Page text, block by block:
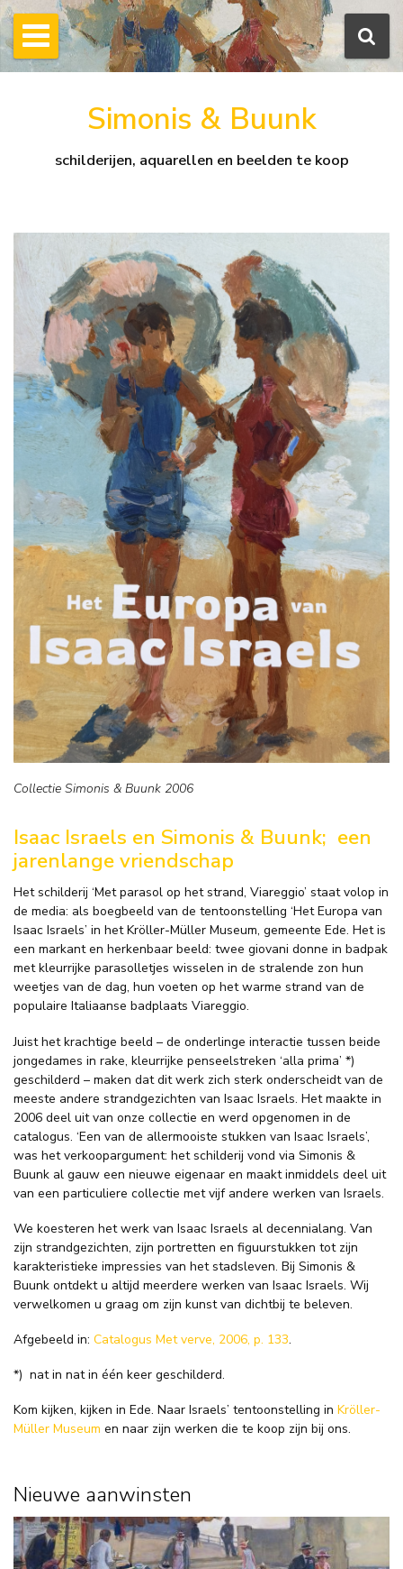
Simonis & Buunk
schilderijen, aquarellen en beelden te koop
Collectie Simonis & Buunk 2006
Isaac Israels en Simonis & Buunk; een
jarenlange vriendschap
Het schilderij ‘Met parasol op het strand, Viareggio’ staat volop in
de media: als boegbeeld van de tentoonstelling ‘Het Europa van
Isaac Israels’ in het Kröller-Müller Museum, gemeente Ede. Het is
een markant en herkenbaar beeld: twee giovani donne in badpak
met kleurrijke parasolletjes wisselen in de stralende zon hun
weetjes van de dag, hun voeten op het warme strand van de
populaire Italiaanse badplaats Viareggio.
Juist het krachtige beeld – de onderlinge interactie tussen beide
jongedames in rake, kleurrijke penseelstreken ‘alla prima’ *)
geschilderd – maken dat dit werk zich sterk onderscheidt van de
meeste andere strandgezichten van Isaac Israels. Het maakte in
2006 deel uit van onze collectie en werd opgenomen in de
catalogus. ‘Een van de allermooiste stukken van Isaac Israels’,
was het verkoopargument: het schilderij vond via Simonis &
Buunk al gauw een nieuwe eigenaar en maakt inmiddels deel uit
van een particuliere collectie met vijf andere werken van Israels.
We koesteren het werk van Isaac Israels al decennialang. Van
zijn strandgezichten, zijn portretten en figuurstukken tot zijn
karakteristieke impressies van het stadsleven. Bij Simonis &
Buunk ontdekt u altijd meerdere werken van Isaac Israels. Wij
verwelkomen u graag om zijn kunst van dichtbij te beleven.
Afgebeeld in: Catalogus Met verve, 2006, p. 133.
*) nat in nat in één keer geschilderd.
Kom kijken, kijken in Ede. Naar Israels’ tentoonstelling in Kröller-
Müller Museum en naar zijn werken die te koop zijn bij ons.
Nieuwe aanwinsten